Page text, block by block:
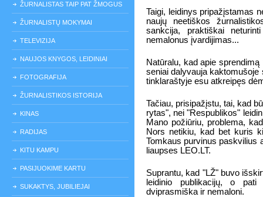
ŽURNALISTAS TAIP PAT ŽMOGUS
ŽURNALISTŲ MOKYMAI
TELEVIZIJA
NAUJOS KNYGOS, LEIDINIAI
FOTOGRAFIJA
ŽURNALISTIKOS ISTORIJA
KINAS
RADIJAS
KITU KAMPU
PASIJUOKIME KARTU
SUKAKTYS, JUBILIEJAI
Taigi, leidinys pripažįstamas
naujų neetiškos
sankcija, praktiškai
nemalonus įvardijimas...
Natūralu, kad apie
seniai dalyvauja
tinklaraštyje esu atkreipęs
Tačiau, prisipažįstu, tai, kad
rytas", nei "Respublikos"
Mano požiūriu, problema,
Nors netikiu, kad bet kuris
Tomkaus purvinus paskvilius
liaupses LEO.LT.
Suprantu, kad "LŽ" buvo
leidinio publikacijų, o pati
dviprasmiška ir nemaloni.